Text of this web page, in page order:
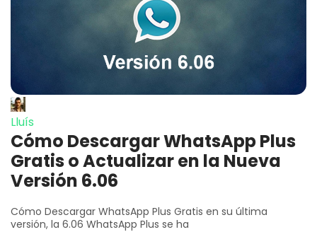
Lluís
Cómo Descargar WhatsApp Plus
Gratis o Actualizar en la Nueva
Versión 6.06
Cómo Descargar WhatsApp Plus Gratis en su última
versión, la 6.06 WhatsApp Plus se ha